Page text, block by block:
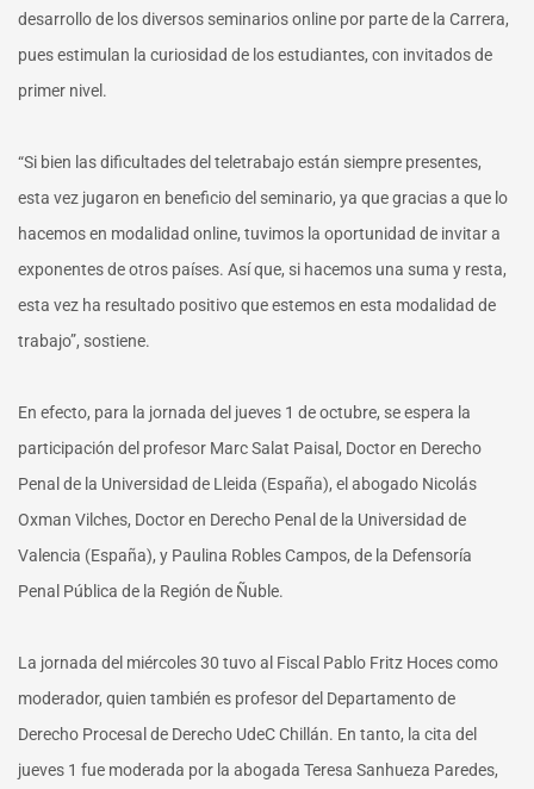
desarrollo de los diversos seminarios online por parte de la Carrera,
pues estimulan la curiosidad de los estudiantes, con invitados de
primer nivel.
“Si bien las dificultades del teletrabajo están siempre presentes,
esta vez jugaron en beneficio del seminario, ya que gracias a que lo
hacemos en modalidad online, tuvimos la oportunidad de invitar a
exponentes de otros países. Así que, si hacemos una suma y resta,
esta vez ha resultado positivo que estemos en esta modalidad de
trabajo”, sostiene.
En efecto, para la jornada del jueves 1 de octubre, se espera la
participación del profesor Marc Salat Paisal, Doctor en Derecho
Penal de la Universidad de Lleida (España), el abogado Nicolás
Oxman Vilches, Doctor en Derecho Penal de la Universidad de
Valencia (España), y Paulina Robles Campos, de la Defensoría
Penal Pública de la Región de Ñuble.
La jornada del miércoles 30 tuvo al Fiscal Pablo Fritz Hoces como
moderador, quien también es profesor del Departamento de
Derecho Procesal de Derecho UdeC Chillán. En tanto, la cita del
jueves 1 fue moderada por la abogada Teresa Sanhueza Paredes,